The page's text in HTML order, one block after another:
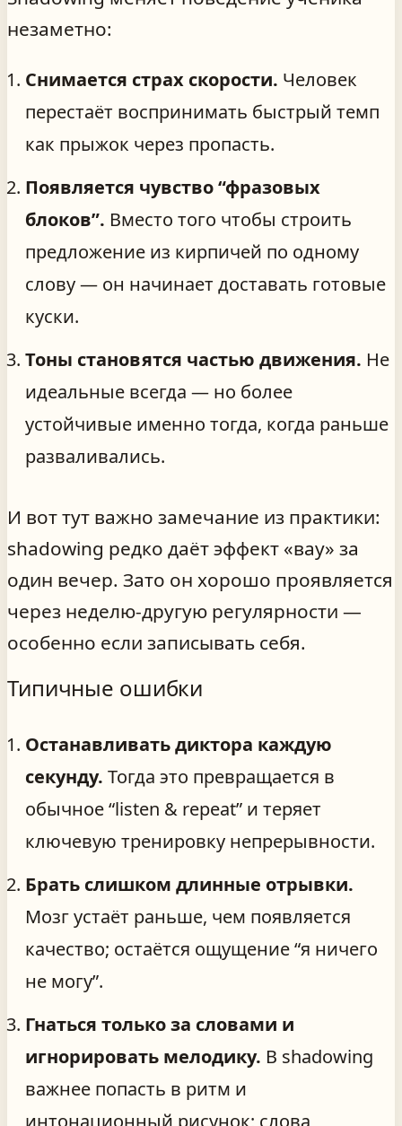
незаметно:
Снимается страх скорости. Человек
перестаёт воспринимать быстрый темп
как прыжок через пропасть.
Появляется чувство “фразовых
блоков”. Вместо того чтобы строить
предложение из кирпичей по одному
слову — он начинает доставать готовые
куски.
Тоны становятся частью движения. Не
идеальные всегда — но более
устойчивые именно тогда, когда раньше
разваливались.
И вот тут важно замечание из практики:
shadowing редко даёт эффект «вау» за
один вечер. Зато он хорошо проявляется
через неделю-другую регулярности —
особенно если записывать себя.
Типичные ошибки
Останавливать диктора каждую
секунду. Тогда это превращается в
обычное “listen & repeat” и теряет
ключевую тренировку непрерывности.
Брать слишком длинные отрывки.
Мозг устаёт раньше, чем появляется
качество; остаётся ощущение “я ничего
не могу”.
Гнаться только за словами и
игнорировать мелодику. В shadowing
важнее попасть в ритм и